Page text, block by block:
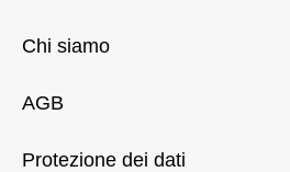
Chi siamo
AGB
Protezione dei dati